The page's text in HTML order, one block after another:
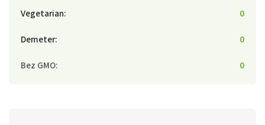
Vegetarian:
0
Demeter:
0
Bez GMO: 0